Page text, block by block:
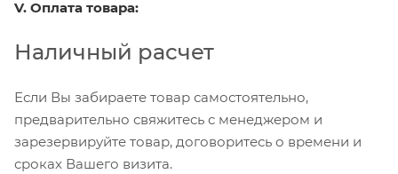
V. Оплата товара:
Наличный расчет
Если Вы забираете товар самостоятельно,
предварительно свяжитесь с менеджером и
зарезервируйте товар, договоритесь о времени и
сроках Вашего визита.